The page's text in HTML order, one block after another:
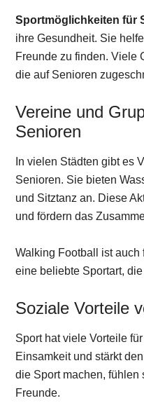
Sportmöglichkeiten für
ihre Gesundheit. Sie
Freunde zu finden. Viele
die auf Senioren
Vereine und
Senioren
In vielen Städten gibt es
Senioren. Sie bieten
und Sitztanz an. Diese
und fördern das
Walking Football ist
eine beliebte Sportart,
Soziale Vorteile
Sport hat viele Vorteile
Einsamkeit und stärkt
die Sport machen, fühlen
Freunde.